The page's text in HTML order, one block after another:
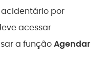
por
acessar
a funçãoAgendar